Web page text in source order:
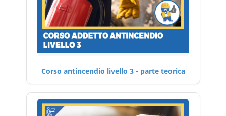
Corso antincendio livello 3 - parte teorica